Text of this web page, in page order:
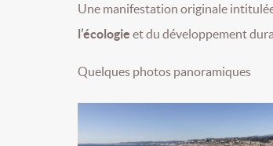
Une manifestation originale
l’écologie et du développement
Quelques photos panoramiques